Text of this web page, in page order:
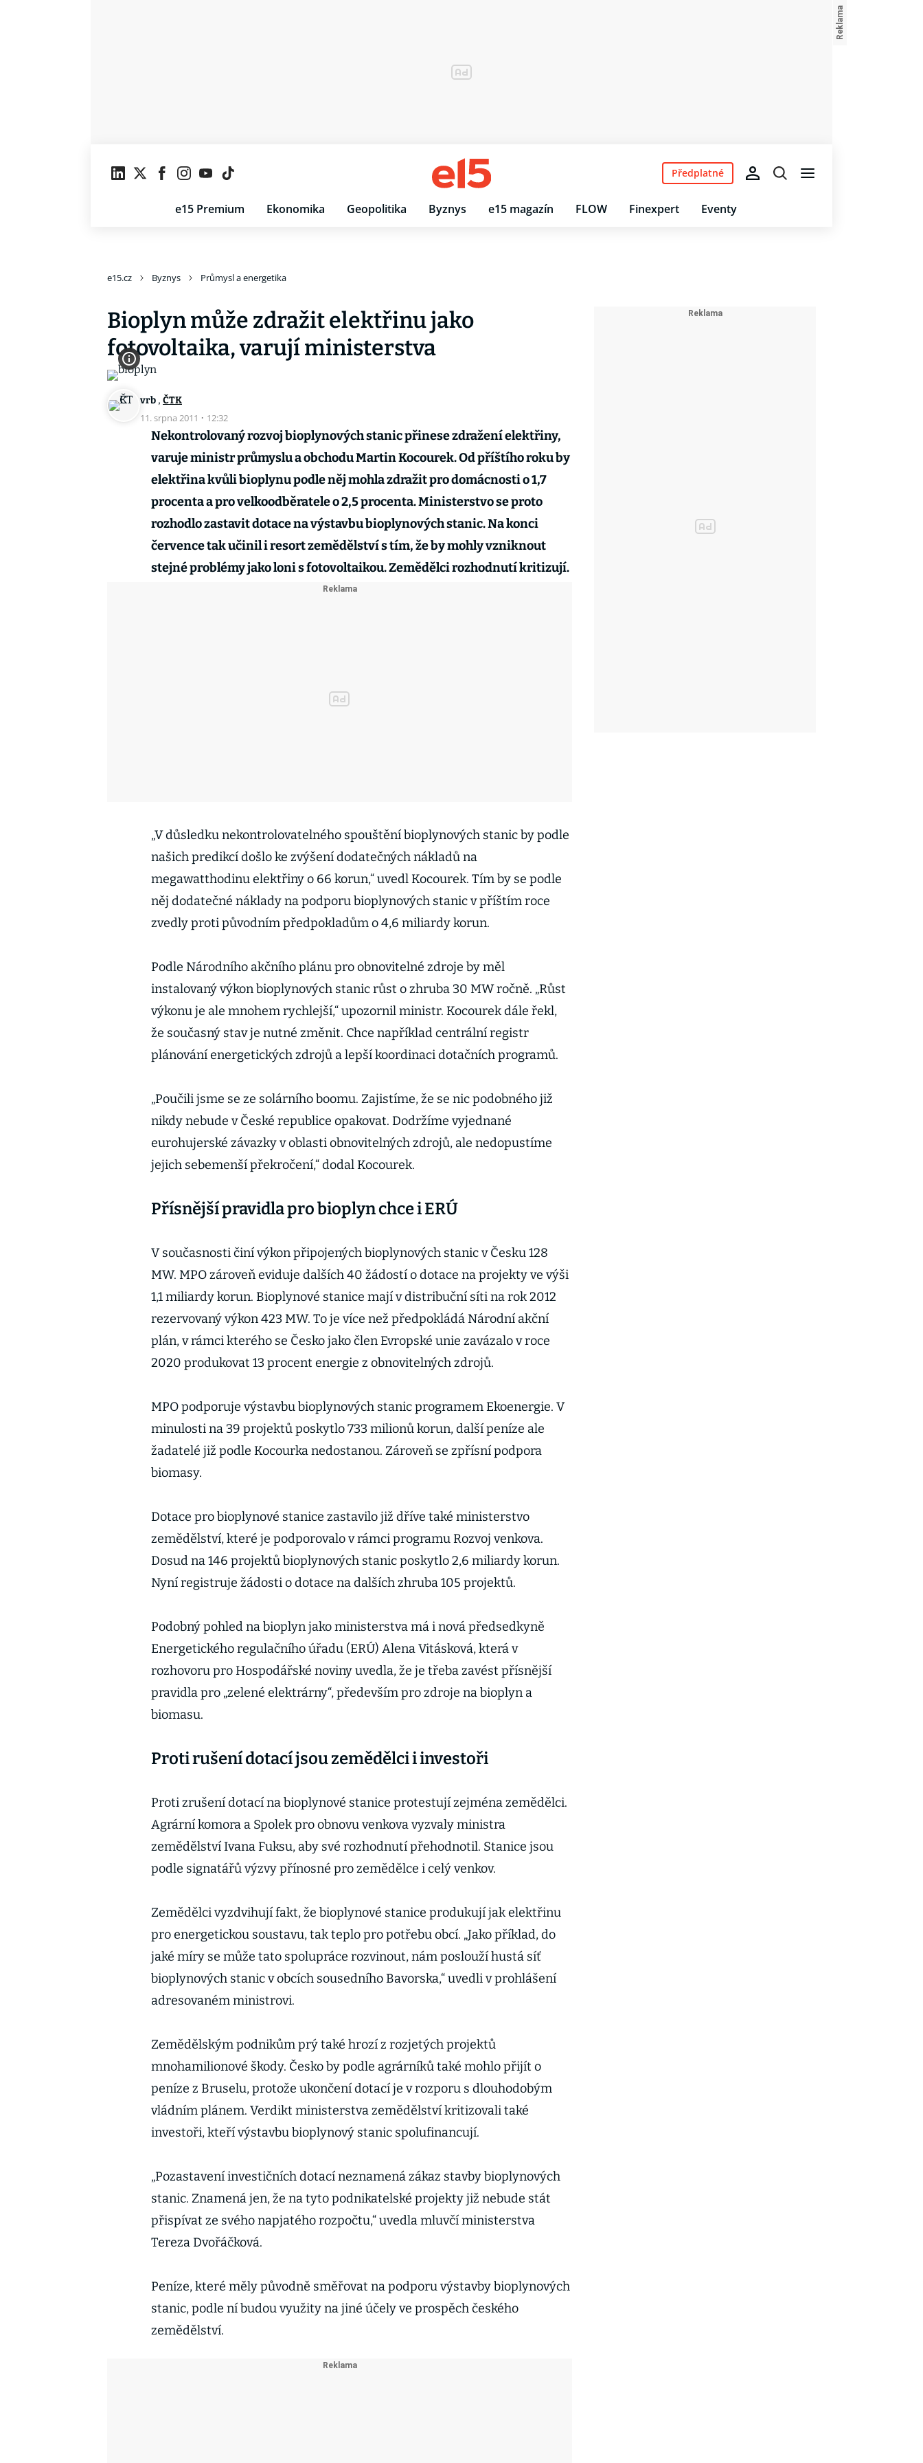
e15 Premium Ekonomika Geopolitika Byznys e15 magazín FLOW Finexpert Eventy
Předplatné
e15.cz Byznys Průmysl a energetika
Bioplyn může zdražit elektřinu jako
fotovoltaika, varují ministerstva
vrb , ČTK
11. srpna 2011 · 12:32
Nekontrolovaný rozvoj bioplynových stanic přinese zdražení elektřiny,
varuje ministr průmyslu a obchodu Martin Kocourek. Od příštího roku by
elektřina kvůli bioplynu podle něj mohla zdražit pro domácnosti o 1,7
procenta a pro velkoodběratele o 2,5 procenta. Ministerstvo se proto
rozhodlo zastavit dotace na výstavbu bioplynových stanic. Na konci
července tak učinil i resort zemědělství s tím, že by mohly vzniknout
stejné problémy jako loni s fotovoltaikou. Zemědělci rozhodnutí kritizují.
„V důsledku nekontrolovatelného spouštění bioplynových stanic by podle
našich predikcí došlo ke zvýšení dodatečných nákladů na
megawatthodinu elektřiny o 66 korun,“ uvedl Kocourek. Tím by se podle
něj dodatečné náklady na podporu bioplynových stanic v příštím roce
zvedly proti původním předpokladům o 4,6 miliardy korun.
Podle Národního akčního plánu pro obnovitelné zdroje by měl
instalovaný výkon bioplynových stanic růst o zhruba 30 MW ročně. „Růst
výkonu je ale mnohem rychlejší,“ upozornil ministr. Kocourek dále řekl,
že současný stav je nutné změnit. Chce například centrální registr
plánování energetických zdrojů a lepší koordinaci dotačních programů.
„Poučili jsme se ze solárního boomu. Zajistíme, že se nic podobného již
nikdy nebude v České republice opakovat. Dodržíme vyjednané
eurohujerské závazky v oblasti obnovitelných zdrojů, ale nedopustíme
jejich sebemenší překročení,“ dodal Kocourek.
Přísnější pravidla pro bioplyn chce i ERÚ
V současnosti činí výkon připojených bioplynových stanic v Česku 128
MW. MPO zároveň eviduje dalších 40 žádostí o dotace na projekty ve výši
1,1 miliardy korun. Bioplynové stanice mají v distribuční síti na rok 2012
rezervovaný výkon 423 MW. To je více než předpokládá Národní akční
plán, v rámci kterého se Česko jako člen Evropské unie zavázalo v roce
2020 produkovat 13 procent energie z obnovitelných zdrojů.
MPO podporuje výstavbu bioplynových stanic programem Ekoenergie. V
minulosti na 39 projektů poskytlo 733 milionů korun, další peníze ale
žadatelé již podle Kocourka nedostanou. Zároveň se zpřísní podpora
biomasy.
Dotace pro bioplynové stanice zastavilo již dříve také ministerstvo
zemědělství, které je podporovalo v rámci programu Rozvoj venkova.
Dosud na 146 projektů bioplynových stanic poskytlo 2,6 miliardy korun.
Nyní registruje žádosti o dotace na dalších zhruba 105 projektů.
Podobný pohled na bioplyn jako ministerstva má i nová předsedkyně
Energetického regulačního úřadu (ERÚ) Alena Vitásková, která v
rozhovoru pro Hospodářské noviny uvedla, že je třeba zavést přísnější
pravidla pro „zelené elektrárny“, především pro zdroje na bioplyn a
biomasu.
Proti rušení dotací jsou zemědělci i investoři
Proti zrušení dotací na bioplynové stanice protestují zejména zemědělci.
Agrární komora a Spolek pro obnovu venkova vyzvaly ministra
zemědělství Ivana Fuksu, aby své rozhodnutí přehodnotil. Stanice jsou
podle signatářů výzvy přínosné pro zemědělce i celý venkov.
Zemědělci vyzdvihují fakt, že bioplynové stanice produkují jak elektřinu
pro energetickou soustavu, tak teplo pro potřebu obcí. „Jako příklad, do
jaké míry se může tato spolupráce rozvinout, nám poslouží hustá síť
bioplynových stanic v obcích sousedního Bavorska,“ uvedli v prohlášení
adresovaném ministrovi.
Zemědělským podnikům prý také hrozí z rozjetých projektů
mnohamilionové škody. Česko by podle agrárníků také mohlo přijít o
peníze z Bruselu, protože ukončení dotací je v rozporu s dlouhodobým
vládním plánem. Verdikt ministerstva zemědělství kritizovali také
investoři, kteří výstavbu bioplynový stanic spolufinancují.
„Pozastavení investičních dotací neznamená zákaz stavby bioplynových
stanic. Znamená jen, že na tyto podnikatelské projekty již nebude stát
přispívat ze svého napjatého rozpočtu,“ uvedla mluvčí ministerstva
Tereza Dvořáčková.
Peníze, které měly původně směřovat na podporu výstavby bioplynových
stanic, podle ní budou využity na jiné účely ve prospěch českého
zemědělství.